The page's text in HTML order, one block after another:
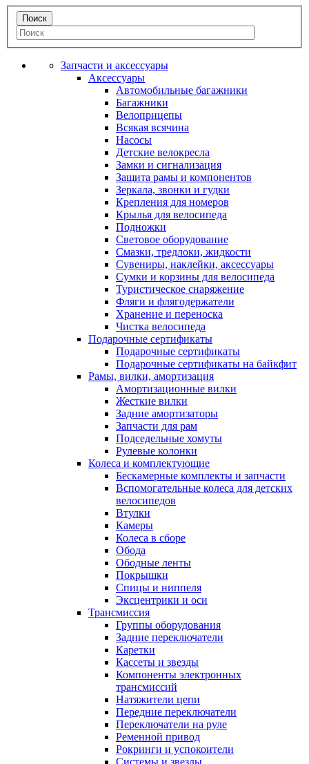
Запчасти и аксессуары
Аксессуары
Автомобильные багажники
Багажники
Велоприцепы
Всякая всячина
Насосы
Детские велокресла
Замки и сигнализация
Защита рамы и компонентов
Зеркала, звонки и гудки
Крепления для номеров
Крылья для велосипеда
Подножки
Световое оборудование
Смазки, тредлоки, жидкости
Сувениры, наклейки, аксессуары
Сумки и корзины для велосипеда
Туристическое снаряжение
Фляги и флягодержатели
Хранение и переноска
Чистка велосипеда
Подарочные сертификаты
Подарочные сертификаты
Подарочные сертификаты на байкфит
Рамы, вилки, амортизация
Амортизационные вилки
Жесткие вилки
Задние амортизаторы
Запчасти для рам
Подседельные хомуты
Рулевые колонки
Колеса и комплектующие
Бескамерные комплекты и запчасти
Вспомогательные колеса для детских
велосипедов
Втулки
Камеры
Колеса в сборе
Обода
Ободные ленты
Покрышки
Спицы и ниппеля
Эксцентрики и оси
Трансмиссия
Группы оборудования
Задние переключатели
Каретки
Кассеты и звезды
Компоненты электронных
трансмиссий
Натяжители цепи
Передние переключатели
Переключатели на руле
Ременной привод
Рокринги и успокоители
Системы и звезды